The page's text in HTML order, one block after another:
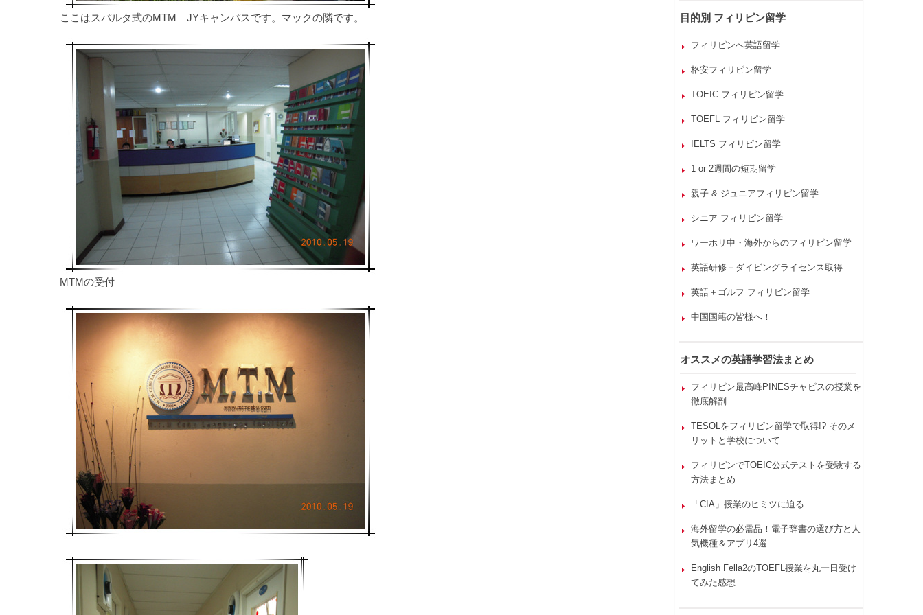
ここはスパルタ式のMTM JYキャンパスです。マックの隣です。
MTMの受付
目的別 フィリピン留学
フィリピンへ英語留学
格安フィリピン留学
TOEIC フィリピン留学
TOEFL フィリピン留学
IELTS フィリピン留学
1 or 2週間の短期留学
親子 & ジュニアフィリピン留学
シニア フィリピン留学
ワーホリ中・海外からのフィリピン留学
英語研修＋ダイビングライセンス取得
英語＋ゴルフ フィリピン留学
中国国籍の皆様へ！
オススメの英語学習法まとめ
フィリピン最高峰PINESチャピスの授業を
徹底解剖
TESOLをフィリピン留学で取得!? そのメ
リットと学校について
フィリピンでTOEIC公式テストを受験する
方法まとめ
「CIA」授業のヒミツに迫る
海外留学の必需品！電子辞書の選び方と人
気機種＆アプリ4選
English Fella2のTOEFL授業を丸一日受け
てみた感想